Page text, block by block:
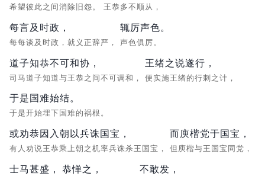
希望彼此之间消除旧怨。 王恭多不顺从，
每言及时政，
每每谈及时政，就义正辞严，
辄厉声色。
声色俱厉。
道子知恭不可和协，
司马道子知道与王恭之间不可调和，
王绪之说遂行，
便实施王绪的行刺之计，
于是国难始结。
于是开始埋下国难的祸根。
或劝恭因入朝以兵诛国宝，
有人劝说王恭乘上朝之机率兵诛杀王国宝，
而庾楷党于国宝，
但庾楷与王国宝同党，
士马甚盛， 恭惮之， 不敢发，